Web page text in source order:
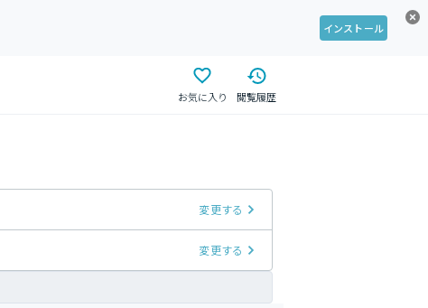
インストール
お気に入り 閲覧履歴
変更する
変更する